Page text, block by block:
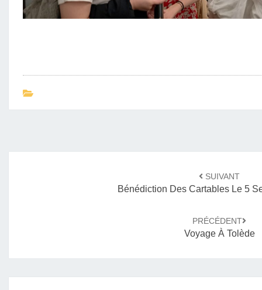
SUIVANT
Bénédiction Des Cartables Le 5
PRÉCÉDENT
Voyage À Tolède